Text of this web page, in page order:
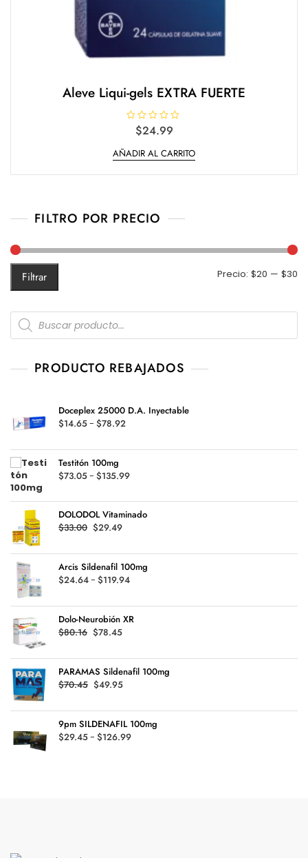
Aleve Liqui-gels EXTRA FUERTE
o
r
d
d
$24.99
AÑADIR AL CARRITO
FILTRO POR PRECIO
Filtrar Precio: $20 — $30
Products
search
PRODUCTO REBAJADOS
Doceplex 25000 D.A. Inyectable
$14.65- $78.92Rango
precios:
$14.65
$78.92
Testitón 100mg
$73.05- $135.99Rango
precios:
desde
$135.99
DOLODOL Vitaminado
$33.00 Original
was:
$33.00.
$29.49
is:
$29.49.
Arcis Sildenafil 100mg
$24.64- $119.94Rango
precios:
desde
$119.94
Dolo-Neurobión XR
$80.16 Original
was:
$80.16.
$78.45
is:
$78.45.
PARAMAS Sildenafil 100mg
$70.45 Original
was:
$70.45.
$49.95
is:
$49.95.
9pm SILDENAFIL 100mg
$29.45- $126.99Rango